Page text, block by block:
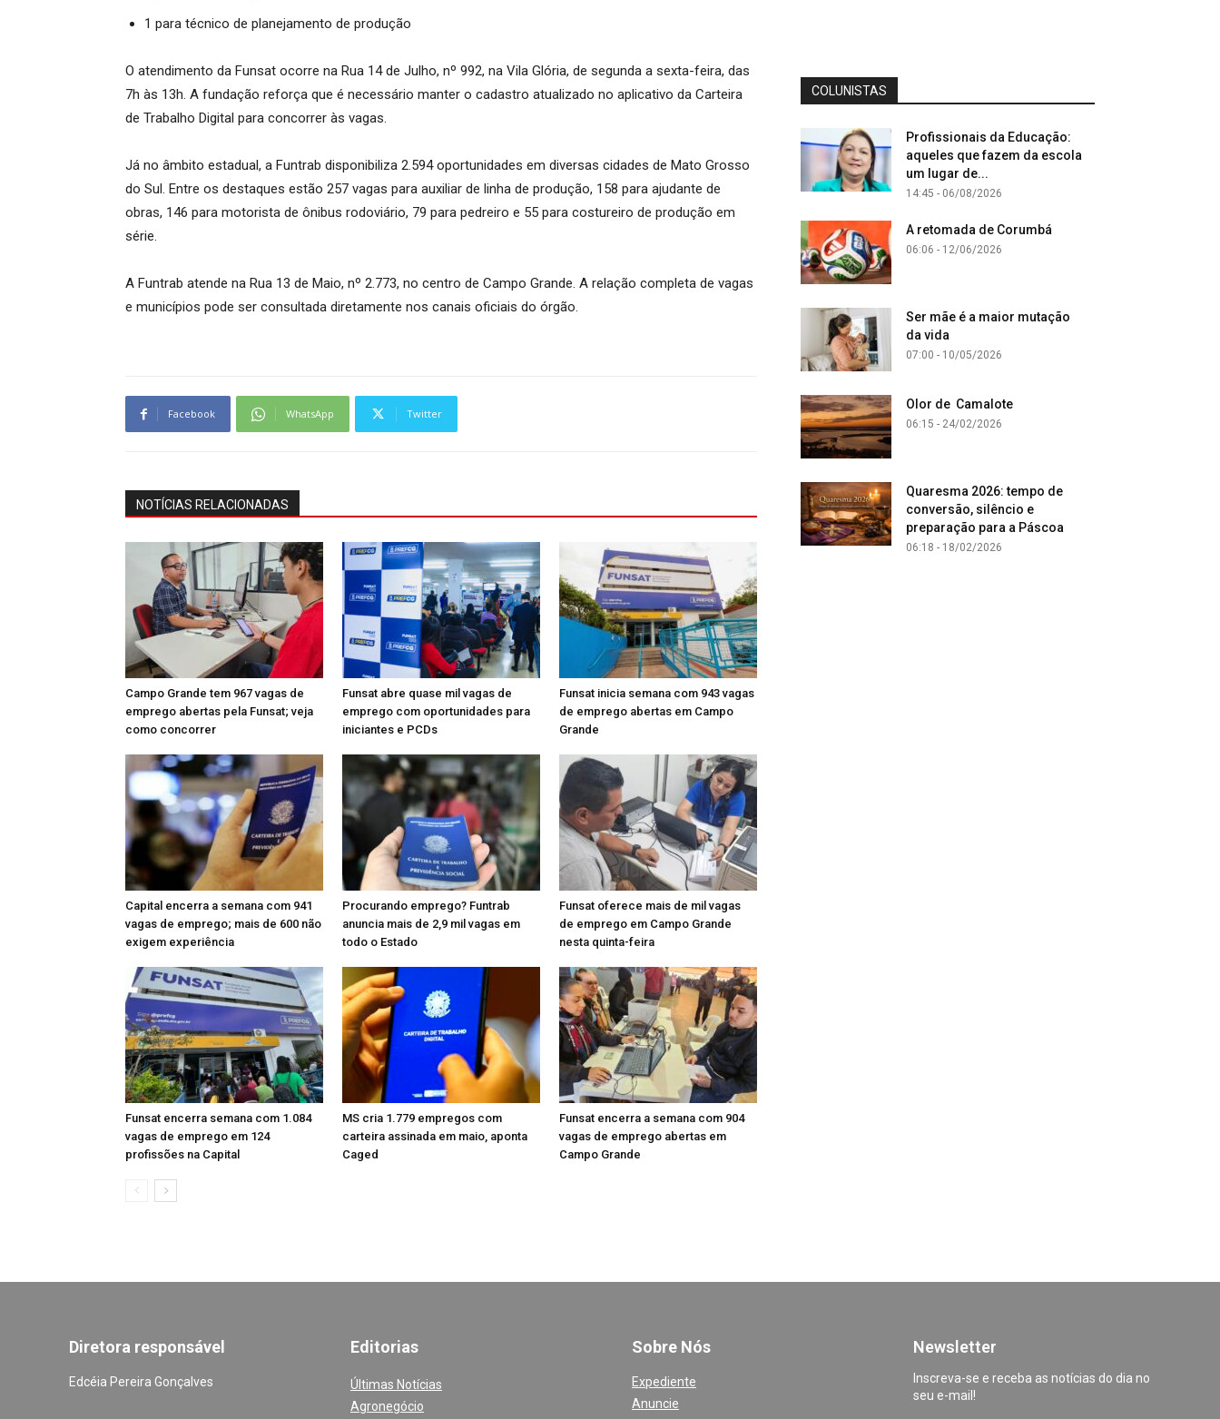
1 para técnico de planejamento de produção
O atendimento da Funsat ocorre na Rua 14 de Julho, nº 992, na Vila Glória, de segunda a sexta-feira, das
7h às 13h. A fundação reforça que é necessário manter o cadastro atualizado no aplicativo da Carteira
de Trabalho Digital para concorrer às vagas.
Já no âmbito estadual, a Funtrab disponibiliza 2.594 oportunidades em diversas cidades de Mato Grosso
do Sul. Entre os destaques estão 257 vagas para auxiliar de linha de produção, 158 para ajudante de
obras, 146 para motorista de ônibus rodoviário, 79 para pedreiro e 55 para costureiro de produção em
série.
A Funtrab atende na Rua 13 de Maio, nº 2.773, no centro de Campo Grande. A relação completa de vagas
e municípios pode ser consultada diretamente nos canais oficiais do órgão.
Facebook WhatsApp Twitter
NOTÍCIAS RELACIONADAS
Campo Grande tem 967 vagas de
emprego abertas pela Funsat; veja
como concorrer
Funsat abre quase mil vagas de
emprego com oportunidades para
iniciantes e PCDs
Funsat inicia semana com 943 vagas
de emprego abertas em Campo
Grande
Capital encerra a semana com 941
vagas de emprego; mais de 600 não
exigem experiência
Procurando emprego? Funtrab
anuncia mais de 2,9 mil vagas em
todo o Estado
Funsat oferece mais de mil vagas
de emprego em Campo Grande
nesta quinta-feira
Funsat encerra semana com 1.084
vagas de emprego em 124
profissões na Capital
MS cria 1.779 empregos com
carteira assinada em maio, aponta
Caged
Funsat encerra a semana com 904
vagas de emprego abertas em
Campo Grande
COLUNISTAS
Profissionais da Educação:
aqueles que fazem da escola
um lugar de...
14:45 - 06/08/2026
A retomada de Corumbá
06:06 - 12/06/2026
Ser mãe é a maior mutação
da vida
07:00 - 10/05/2026
Olor de Camalote
06:15 - 24/02/2026
Quaresma 2026: tempo de
conversão, silêncio e
preparação para a Páscoa
06:18 - 18/02/2026
Diretora responsável
Edcéia Pereira Gonçalves
Editorias
Últimas Notícias
Agronegócio
Sobre Nós
Expediente
Anuncie
Newsletter
Inscreva-se e receba as notícias do dia no
seu e-mail!